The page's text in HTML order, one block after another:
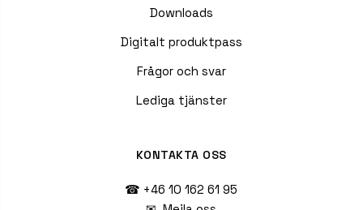
Downloads
Digitalt produktpass
Frågor och svar
Lediga tjänster
KONTAKTA OSS
☎ +46 10 162 61 95